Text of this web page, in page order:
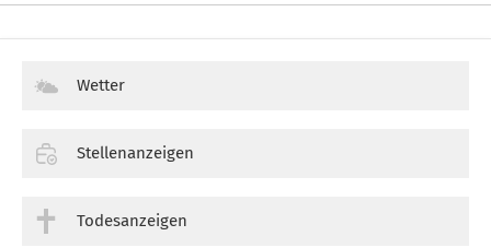
Wetter
Stellenanzeigen
Todesanzeigen